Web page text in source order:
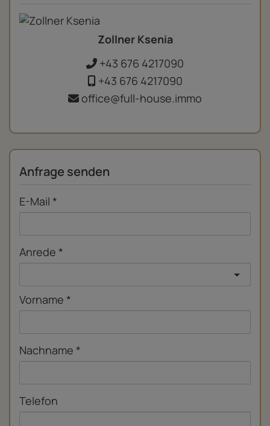
Zollner Ksenia
+43 676 4217090
+43 676 4217090
office@full-house.immo
Anfrage senden
E-Mail
Anrede
Vorname
Nachname
Telefon